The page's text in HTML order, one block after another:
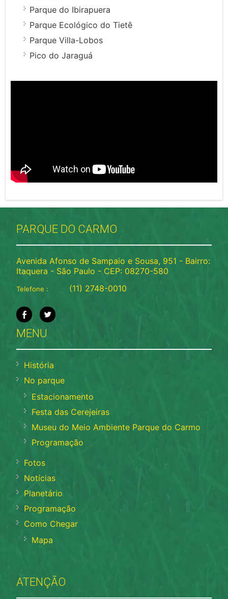
Parque do Ibirapuera
Parque Ecológico do Tietê
Parque Villa-Lobos
Pico do Jaraguá
PARQUE DO CARMO
Avenida Afonso de Sampaio e Sousa, 951 - Bairro:
Itaquera - São Paulo - CEP: 08270-580
Telefone : (11) 2748-0010
MENU
História
No parque
Estacionamento
Festa das Cerejeiras
Museu do Meio Ambiente Parque do Carmo
Programação
Fotos
Notícias
Planetário
Programação
Como Chegar
Mapa
ATENÇÃO